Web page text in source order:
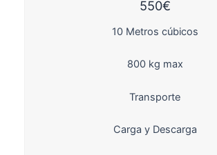
550€
10 Metros cúbicos
800 kg max
Transporte
Carga y Descarga